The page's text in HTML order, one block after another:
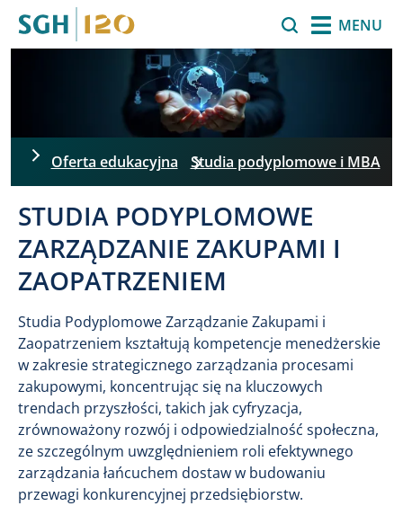
MENU
Oferta edukacyjna Studia podyplomowe i MBA
STUDIA PODYPLOMOWE
ZARZĄDZANIE ZAKUPAMI I
ZAOPATRZENIEM
Studia Podyplomowe Zarządzanie Zakupami i
Zaopatrzeniem kształtują kompetencje menedżerskie
w zakresie strategicznego zarządzania procesami
zakupowymi, koncentrując się na kluczowych
trendach przyszłości, takich jak cyfryzacja,
zrównoważony rozwój i odpowiedzialność społeczna,
ze szczególnym uwzględnieniem roli efektywnego
zarządzania łańcuchem dostaw w budowaniu
przewagi konkurencyjnej przedsiębiorstw.